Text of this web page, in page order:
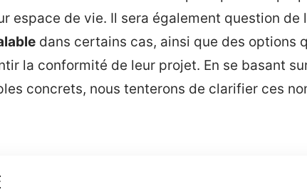
espace de vie. Il sera également question de
dans certains cas, ainsi que des options
la conformité de leur projet. En se basant
concrets, nous tenterons de clarifier ces